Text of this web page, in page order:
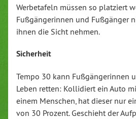
Werbetafeln müssen so platziert
Fußgängerinnen und Fußgänger
ihnen die Sicht nehmen.
Sicherheit
Tempo 30 kann Fußgängerinnen
Leben retten: Kollidiert ein Auto
einem Menschen, hat dieser nur
von 30 Prozent. Geschieht der